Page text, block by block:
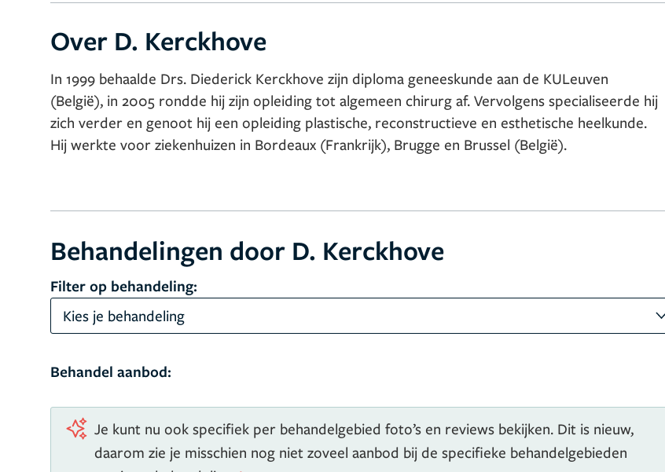
Over D. Kerckhove
In 1999 behaalde Drs. Diederick Kerckhove zijn diploma geneeskunde aan de KULeuven
(België), in 2005 rondde hij zijn opleiding tot algemeen chirurg af. Vervolgens specialiseerde hij
zich verder en genoot hij een opleiding plastische, reconstructieve en esthetische heelkunde.
Hij werkte voor ziekenhuizen in Bordeaux (Frankrijk), Brugge en Brussel (België).
Behandelingen door D. Kerckhove
Filter op behandeling:
Kies je behandeling
Behandel aanbod:
Je kunt nu ook specifiek per behandelgebied foto’s en reviews bekijken. Dit is nieuw,
daarom zie je misschien nog niet zoveel aanbod bij de specifieke behandelgebieden